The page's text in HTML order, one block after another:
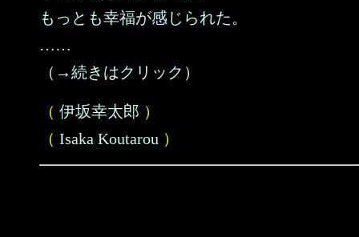
もっとも幸福が感じられた。
……
（→続きはクリック）
（ 伊坂幸太郎 ）
（ Isaka Koutarou ）